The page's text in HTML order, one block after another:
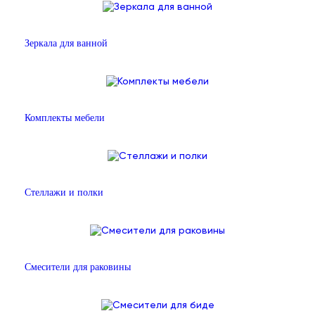
Зеркала для ванной
Комплекты мебели
Стеллажи и полки
Смесители для раковины